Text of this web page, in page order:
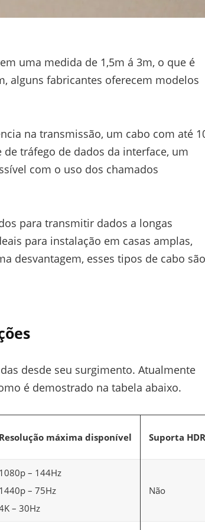
uma medida de 1,5m á 3m, o que é
alguns fabricantes oferecem modelos
na transmissão, um cabo com até
tráfego de dados da interface, um
com o uso dos chamados
​​para transmitir dados a longas
para instalação em casas amplas,
desvantagem, esses tipos de cabo são
desde seu surgimento. Atualmente
é demostrado na tabela abaixo.
Resolução máxima disponível Suporta HDR
1080p – 144Hz
1440p – 75Hz
– 30Hz
Não